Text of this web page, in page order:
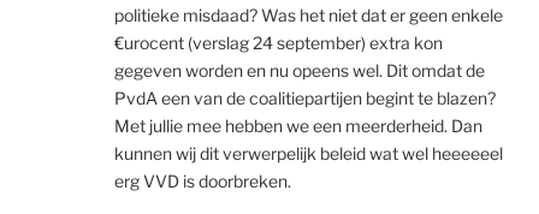
politieke misdaad? Was het niet dat er geen enkele
€urocent (verslag 24 september) extra kon
gegeven worden en nu opeens wel. Dit omdat de
PvdA een van de coalitiepartijen begint te blazen?
Met jullie mee hebben we een meerderheid. Dan
kunnen wij dit verwerpelijk beleid wat wel heeeeeel
erg VVD is doorbreken.